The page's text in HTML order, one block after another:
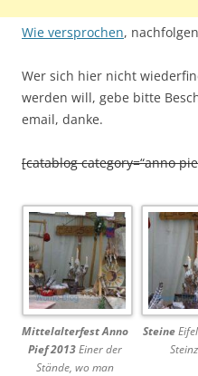
Wie versprochen,
Wer sich hier nicht
werden will, gebe bitte
email, danke.
[catablog category=“anno
Mittelalterfest Anno
Pief 2013Einer der
Stände, wo man
Steine